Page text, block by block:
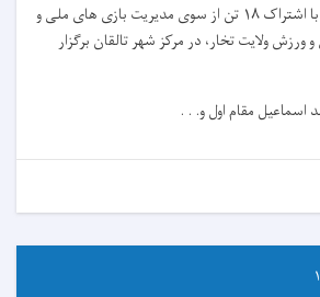
رقابت های میان سه تیم با اشتراک ۱۸ تن از سوی مدیریت بازی های ملی و
ولایت تخار، در مرکز شهر تالقان برگزار
اسماعیل مقام اول و. . .